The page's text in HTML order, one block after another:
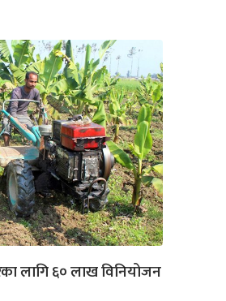
लागि ६० लाख विनियोजन